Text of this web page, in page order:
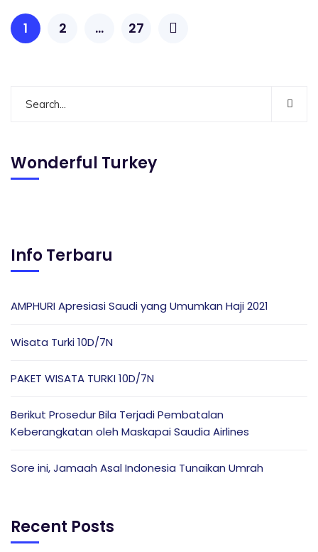
1 2 … 27
Wonderful Turkey
Info Terbaru
AMPHURI Apresiasi Saudi yang Umumkan Haji 2021
Wisata Turki 10D/7N
PAKET WISATA TURKI 10D/7N
Berikut Prosedur Bila Terjadi Pembatalan
Keberangkatan oleh Maskapai Saudia Airlines
Sore ini, Jamaah Asal Indonesia Tunaikan Umrah
Recent Posts